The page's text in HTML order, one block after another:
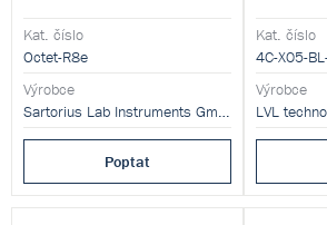
kanálů), snadná obsluha a
kompatibilita s mikrotitračními
destičkami z něj činí ideální
nástroj pro kinetické studie,
afinitní screening a kvantifikaci
proteinů, protilátek, nukleových
Kat. číslo
Octet-R8e
Výrobce
Sartorius Lab Instruments GmbH and Co. KG
Poptat
rovnováha
sérum,
vzorky.
Kat. číslo
4C-X05-
Výrobce